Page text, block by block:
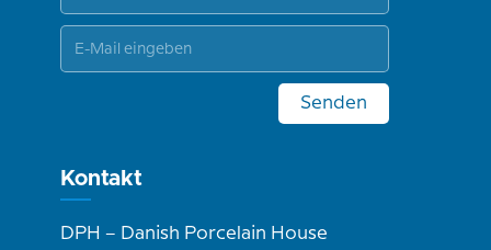
Senden
Kontakt
DPH – Danish Porcelain House